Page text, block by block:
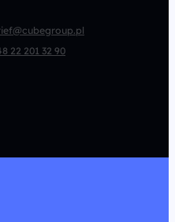
Marketing Automation
22 201 32 90